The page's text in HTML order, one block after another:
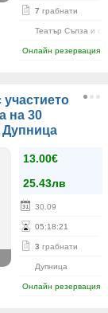
7 грабнати
Театър Сълза и
Онлайн резервация
на 30
13.00€
25.43лв
30.09
05:18:21
3 грабнати
Дупница
Онлайн резервация